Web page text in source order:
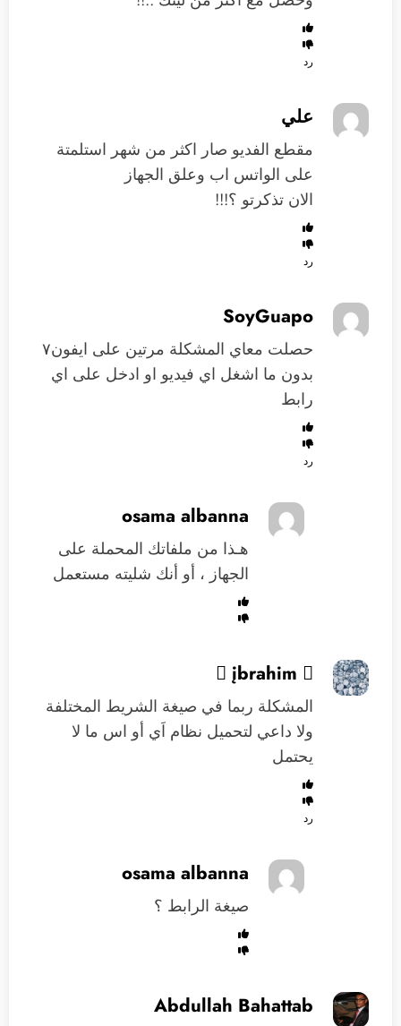
رد
علي
مقطع الفديو صار اكثر من شهر استلمتة
على الواتس اب وعلق الجهاز
الان تذكرتو ؟!!!
رد
SoyGuapo
حصلت معاي المشكلة مرتين على ايفون٧
بدون ما اشغل اي فيديو او ادخل على اي
رابط
رد
osama albanna
هـذا من ملفاتك المحملة على
الجهاز ، أو أنك شليته مستعمل
 įbrahim 
المشكلة ربما في صيغة الشريط المختلفة
ولا داعي لتحميل نظام اَي أو اس ما لا
يحتمل
رد
osama albanna
صيغة الرابط ؟
Abdullah Bahattab